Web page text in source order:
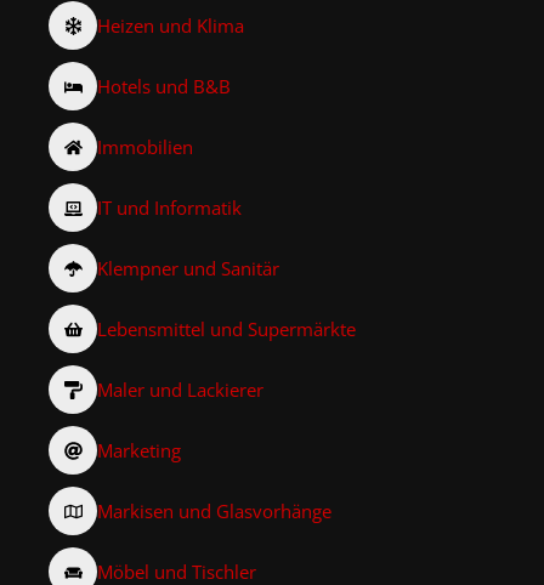
Heizen und Klima
Hotels und B&B
Immobilien
IT und Informatik
Klempner und Sanitär
Lebensmittel und Supermärkte
Maler und Lackierer
Marketing
Markisen und Glasvorhänge
Möbel und Tischler